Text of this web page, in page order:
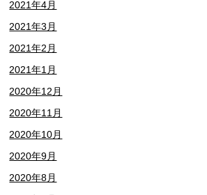
2021年4月
2021年3月
2021年2月
2021年1月
2020年12月
2020年11月
2020年10月
2020年9月
2020年8月